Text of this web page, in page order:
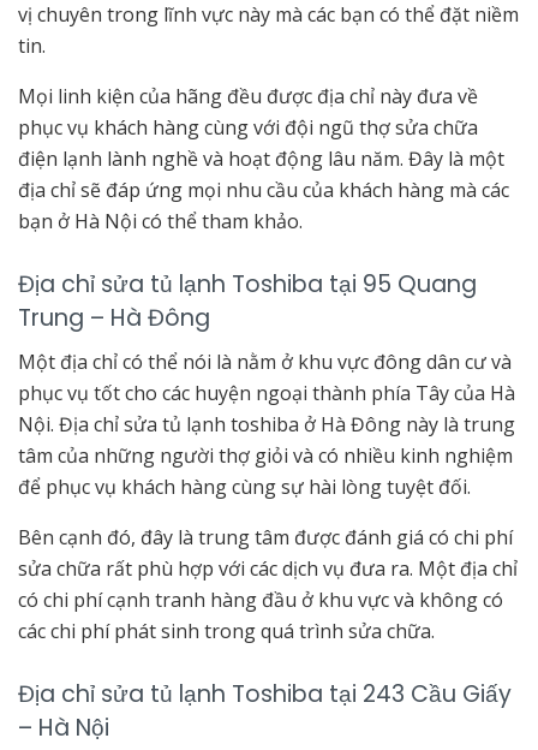
vị chuyên trong lĩnh vực này mà các bạn có thể đặt niềm
tin.
Mọi linh kiện của hãng đều được địa chỉ này đưa về
phục vụ khách hàng cùng với đội ngũ thợ sửa chữa
điện lạnh lành nghề và hoạt động lâu năm. Đây là một
địa chỉ sẽ đáp ứng mọi nhu cầu của khách hàng mà các
bạn ở Hà Nội có thể tham khảo.
Địa chỉ sửa tủ lạnh Toshiba tại 95 Quang
Trung – Hà Đông
Một địa chỉ có thể nói là nằm ở khu vực đông dân cư và
phục vụ tốt cho các huyện ngoại thành phía Tây của Hà
Nội. Địa chỉ sửa tủ lạnh toshiba ở Hà Đông này là trung
tâm của những người thợ giỏi và có nhiều kinh nghiệm
để phục vụ khách hàng cùng sự hài lòng tuyệt đối.
Bên cạnh đó, đây là trung tâm được đánh giá có chi phí
sửa chữa rất phù hợp với các dịch vụ đưa ra. Một địa chỉ
có chi phí cạnh tranh hàng đầu ở khu vực và không có
các chi phí phát sinh trong quá trình sửa chữa.
Địa chỉ sửa tủ lạnh Toshiba tại 243 Cầu Giấy
– Hà Nội